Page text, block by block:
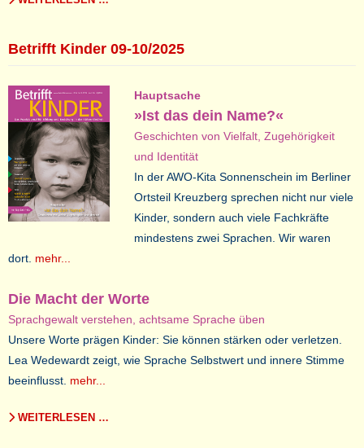
Betrifft Kinder 09-10/2025
Hauptsache
»Ist das dein Name?«
Geschichten von Vielfalt, Zugehörigkeit
und Identität
In der AWO-Kita Sonnenschein im Berliner
Ortsteil Kreuzberg sprechen nicht nur viele
Kinder, sondern auch viele Fachkräfte
mindestens zwei Sprachen. Wir waren
dort. mehr...
Die Macht der Worte
Sprachgewalt verstehen, achtsame Sprache üben
Unsere Worte prägen Kinder: Sie können stärken oder verletzen.
Lea Wedewardt zeigt, wie Sprache Selbstwert und innere Stimme
beeinflusst. mehr...
WEITERLESEN …